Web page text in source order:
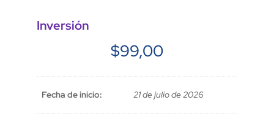
Inversión
$99,00
Fecha de inicio: 21 de julio de 2026